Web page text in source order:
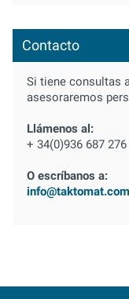
Contacto
Si tiene consultas
asesoraremos
Llámenos al:
+ 34(0)936 687 276
O escríbanos a: